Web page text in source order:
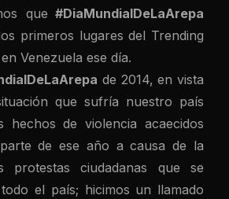
que #DiaMundialDeLaArepa
primeros lugares del Trending
Venezuela ese día.
de 2014, en vista
que sufría nuestro país
hechos de violencia acaecidos
de ese año a causa de la
protestas ciudadanas que se
el país; hicimos un llamado